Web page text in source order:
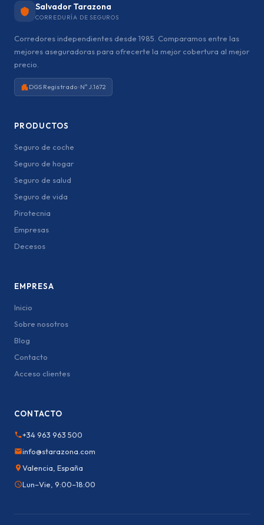
Salvador Tarazona
CORREDURÍA DE SEGUROS
Corredores independientes desde 1985. Comparamos entre las
mejores aseguradoras para ofrecerte la mejor cobertura al mejor
precio.
DGS Registrado · Nº J.1672
PRODUCTOS
Seguro de coche
Seguro de hogar
Seguro de salud
Seguro de vida
Pirotecnia
Empresas
Decesos
EMPRESA
Inicio
Sobre nosotros
Blog
Contacto
Acceso clientes
CONTACTO
+34 963 963 500
info@starazona.com
Valencia, España
Lun–Vie, 9:00–18:00